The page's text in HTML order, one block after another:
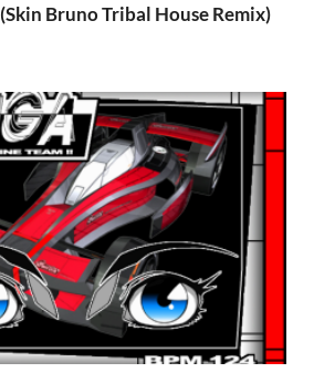
Bruno Tribal House Remix)